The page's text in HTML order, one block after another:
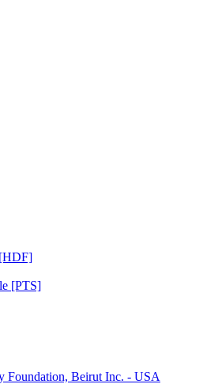
[PTS]
Foundation, Beirut Inc. - USA